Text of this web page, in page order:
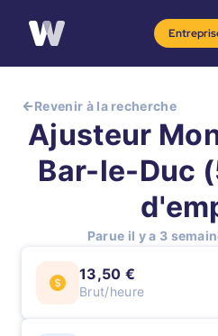
Revenir à la recherche
Ajusteur
Bar-le-Duc
Parue il y a 3
13,50 €
Brut/heure